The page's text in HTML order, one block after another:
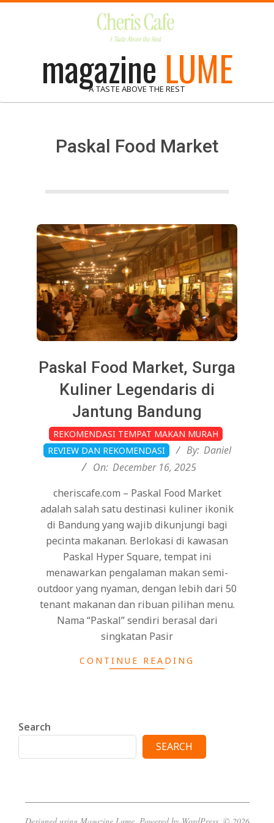
magazine LUME
A TASTE ABOVE THE REST
Paskal Food Market
Paskal Food Market, Surga
Kuliner Legendaris di
Jantung Bandung
2025-
12-
16
REKOMENDASI TEMPAT MAKAN MURAH
REVIEW DAN REKOMENDASI
By: Daniel
On: December 16, 2025
cheriscafe.com – Paskal Food Market
adalah salah satu destinasi kuliner ikonik
di Bandung yang wajib dikunjungi bagi
pecinta makanan. Berlokasi di kawasan
Paskal Hyper Square, tempat ini
menawarkan pengalaman makan semi-
outdoor yang nyaman, dengan lebih dari 50
tenant makanan dan ribuan pilihan menu.
Nama “Paskal” sendiri berasal dari
singkatan Pasir
CONTINUE READING
Search
SEARCH
Designed using Magazine Lume. Powered by WordPress. © 2026